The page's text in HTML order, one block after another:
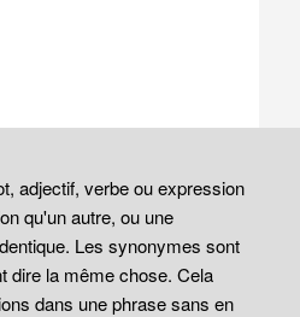
adjectif, verbe ou expression
qu'un autre, ou une
Les synonymes sont
dire la même chose. Cela
dans une phrase sans en